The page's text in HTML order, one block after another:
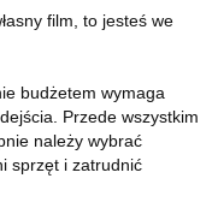
budżetem wymaga
Przede wszystkim
należy wybrać
sprzęt i zatrudnić